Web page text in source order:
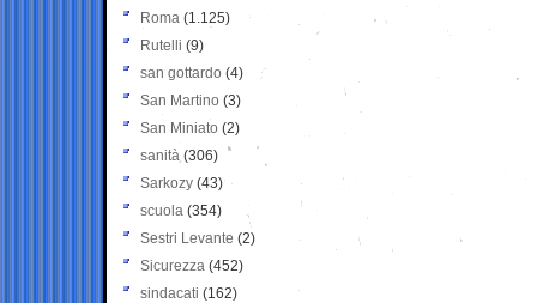
Roma (1.125)
Rutelli (9)
san gottardo (4)
San Martino (3)
San Miniato (2)
sanità (306)
Sarkozy (43)
scuola (354)
Sestri Levante (2)
Sicurezza (452)
sindacati (162)